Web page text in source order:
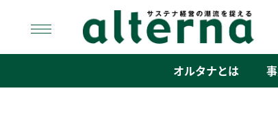
content
オルタナとは